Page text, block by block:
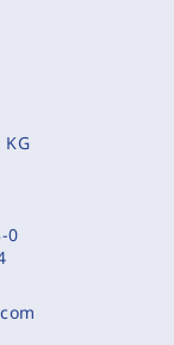
0